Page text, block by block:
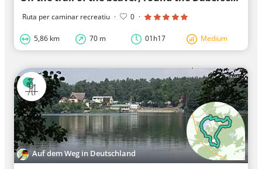
Ruta per caminar recreatiu · 0 ·
5,86 km 70 m 01h17 Medium
Auf dem Weg in Deutschland